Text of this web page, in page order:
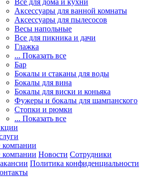
Всё для дома и кухни
Аксессуары для ванной комнаты
Аксессуары для пылесосов
Весы напольные
Все для пикника и дачи
Глажка
... Показать все
Бар
Бокалы и стаканы для воды
Бокалы для вина
Бокалы для виски и коньяка
Фужеры и бокалы для шампанского
Стопки и рюмки
... Показать все
Новости Сотрудники
Политика конфиденциальности